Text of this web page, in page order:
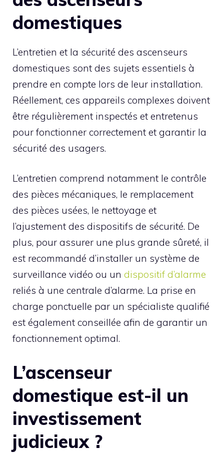
domestiques
L’entretien et la sécurité des ascenseurs
domestiques sont des sujets essentiels à
prendre en compte lors de leur installation.
Réellement, ces appareils complexes doivent
être régulièrement inspectés et entretenus
pour fonctionner correctement et garantir la
sécurité des usagers.
L’entretien comprend notamment le contrôle
des pièces mécaniques, le remplacement
des pièces usées, le nettoyage et
l’ajustement des dispositifs de sécurité. De
plus, pour assurer une plus grande sûreté, il
est recommandé d’installer un système de
surveillance vidéo ou un dispositif d’alarme
reliés à une centrale d’alarme. La prise en
charge ponctuelle par un spécialiste qualifié
est également conseillée afin de garantir un
fonctionnement optimal.
L’ascenseur
domestique est-il un
investissement
judicieux ?